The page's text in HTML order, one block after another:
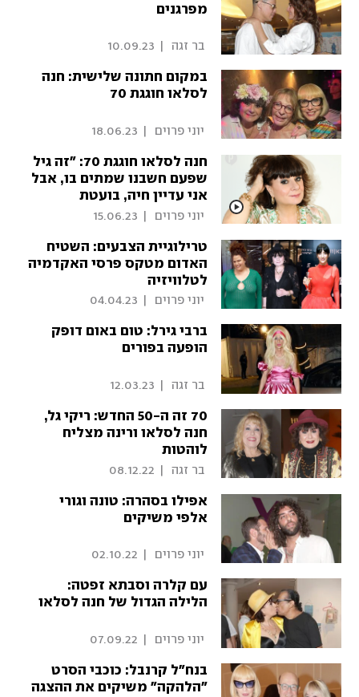
מפרגנים
בר זגה 10.09.23
במקום חתונה שלישית: חנה
לסלאו חוגגת 70
יוני פרוים 18.06.23
חנה לסלאו חוגגת 70: "זה גיל
שפעם חשבנו שמתים בו, אבל
אני עדיין חיה, בועטת
ונושכת"
יוני פרוים 15.06.23
טרילוגיית הצבעים: השטיח
האדום מטקס פרסי האקדמיה
לטלוויזיה
יוני פרוים 04.04.23
ברבי גירל: טום באום דופק
הופעה בפורים
בר זגה 12.03.23
70 זה ה-50 החדש: ריקי גל,
חנה לסלאו ורינה מצליח
לוהטות
בר זגה 08.12.22
אפילו בסהרה: טונה וגורי
אלפי משיקים
יוני פרוים 02.10.22
עם קלרה וסבתא זפטה:
הלילה הגדול של חנה לסלאו
יוני פרוים 07.09.22
בנח"ל קרנבל: כוכבי הסרט
"הלהקה" משיקים את ההצגה